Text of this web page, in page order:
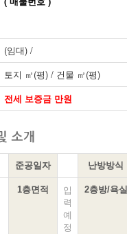
(임대) /
토지 ㎡(평) / 건물 ㎡(평)
전세 보증금 만원
준공일자 난방방식
1층면적
입
력
예
정
2층방/욕실